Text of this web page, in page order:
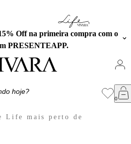
Off na primeira compra com o
PRESENTEAPP.
Life mais perto de